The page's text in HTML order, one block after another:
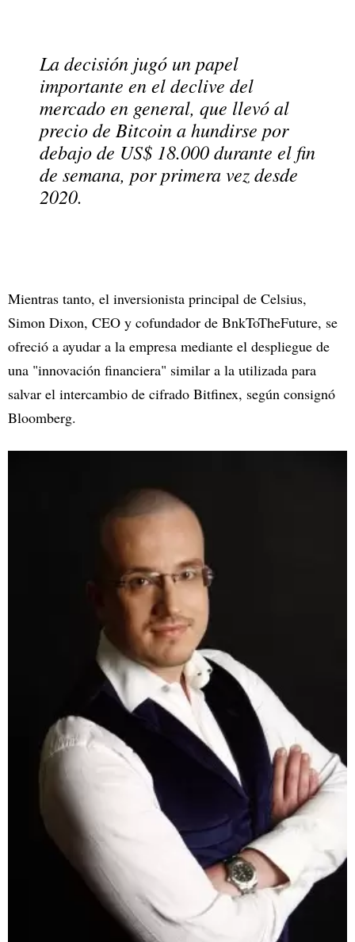
La decisión jugó un papel
importante en el declive del
mercado en general, que llevó al
precio de Bitcoin a hundirse por
debajo de US$ 18.000 durante el fin
de semana, por primera vez desde
2020.
Mientras tanto, el inversionista principal de Celsius,
Simon Dixon, CEO y cofundador de BnkToTheFuture, se
ofreció a ayudar a la empresa mediante el despliegue de
una "innovación financiera" similar a la utilizada para
salvar el intercambio de cifrado Bitfinex, según consignó
Bloomberg.